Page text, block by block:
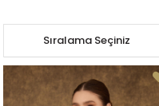
Sıralama